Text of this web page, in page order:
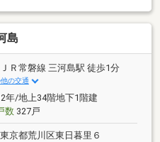
、熱源機、床暖房、ディスポ
■ペット飼育可（細則あり）■
ルジュサービス、ゲストルー
階ゴミ置場※一部有償）■「南
路線利用可
ご予約、リフォーム詳
についてお気軽にお問い合わ
」or「資料請求」ボタンよ
島
ＪＲ常磐線 三河島駅 徒歩1分
の交通
年/地上34階地下1階建
数327戸
東京都荒川区東日暮里６